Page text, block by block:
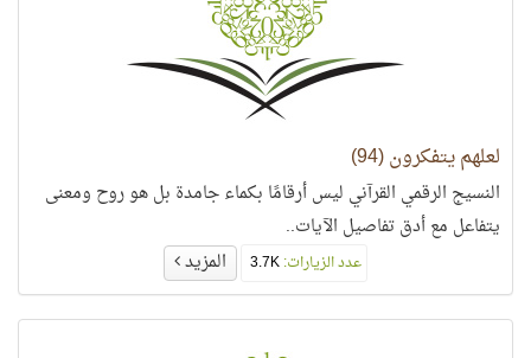
لعلهم يتفكرون (94)
النسيج الرقمي القرآني ليس أرقامًا بكماء جامدة بل هو روح ومعنى
يتفاعل مع أدق تفاصيل الآيات..
عدد الزيارات: المزيد